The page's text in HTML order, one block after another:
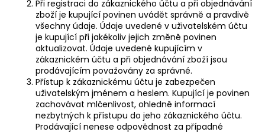
Při registraci do zákaznického účtu a při objednávání
zboží je kupující povinen uvádět správně a pravdivě
všechny údaje. Údaje uvedené v uživatelském účtu
je kupující při jakékoliv jejich změně povinen
aktualizovat. Údaje uvedené kupujícím v
zákaznickém účtu a při objednávání zboží jsou
prodávajícím považovány za správné.
Přístup k zákaznickému účtu je zabezpečen
uživatelským jménem a heslem. Kupující je povinen
zachovávat mlčenlivost, ohledně informací
nezbytných k přístupu do jeho zákaznického účtu.
Prodávající nenese odpovědnost za případné